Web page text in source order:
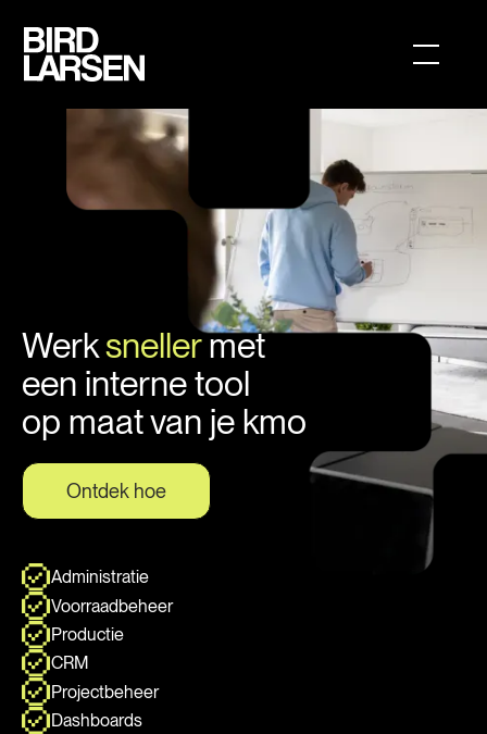
Werksnellermet
een interne tool
op maat van je kmo
Ontdek hoe
Administratie
Voorraadbeheer
Productie
CRM
Projectbeheer
Dashboards